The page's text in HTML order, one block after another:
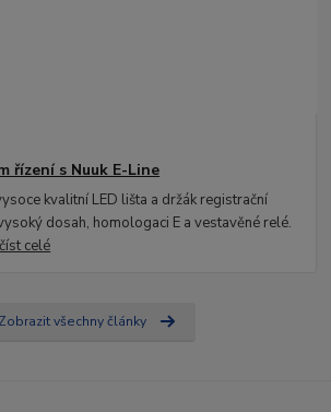
řízení s Nuuk E-Line
kvalitní LED lišta a držák registrační
dosah, homologaci E a vestavěné relé.
číst celé
Zobrazit všechny články